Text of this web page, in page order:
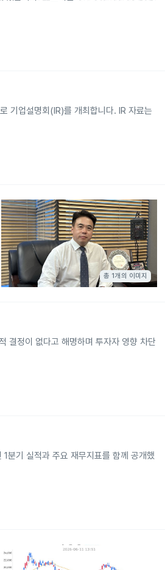
기업설명회(IR)를 개최합니다. IR 자료는
총 1개의 이미지
결정이 없다고 해명하며 투자자 영향 차단
분기 실적과 주요 재무지표를 함께 공개했